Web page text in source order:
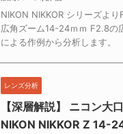
NIKON NIKKOR シリーズよ
広角ズーム14-24ｍｍ F2.8の
による作例から分析します。
レンズ分析
【深層解説】 ニコン大
NIKON NIKKOR Z 14-